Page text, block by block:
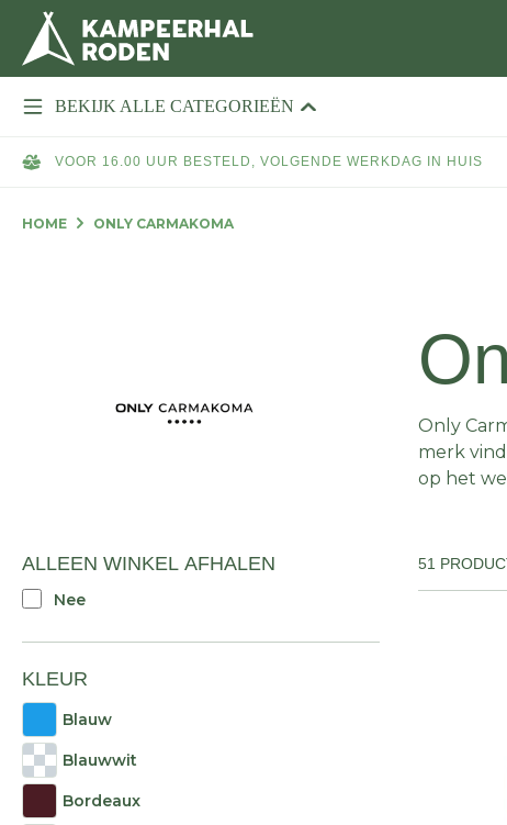
BEKIJK ALLE CATEGORIEËN
VOOR 16.00 UUR BESTELD, VOLGENDE WERKDAG IN HUIS
HOME ONLY CARMAKOMA
Only
merk
op het
ALLEEN WINKEL AFHALEN
Nee
KLEUR
Blauw
Blauwwit
Bordeaux
51